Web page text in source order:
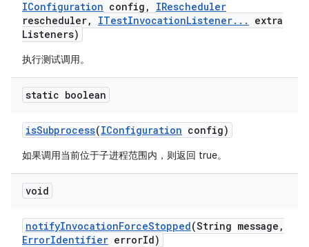
IConfiguration config ,
IRescheduler
rescheduler, ITestInvocationListener. . .
extra
Listeners)
执行测试调用。
static boolean
isSubprocess(IConfiguration config)
如果调用当前位于子进程范围内，则返回 true。
void
notifyInvocationForceStopped(String message ,
ErrorIdentifier errorId)